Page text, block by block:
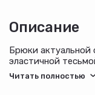
Описание
Брюки
эластичной
внутренним